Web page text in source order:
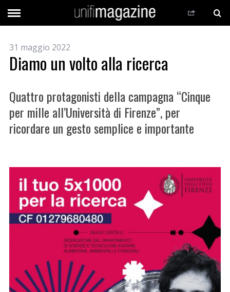
31 maggio 2022
Diamo un volto alla ricerca
Quattro protagonisti della campagna “Cinque
per mille all’Università di Firenze”, per
ricordare un gesto semplice e importante